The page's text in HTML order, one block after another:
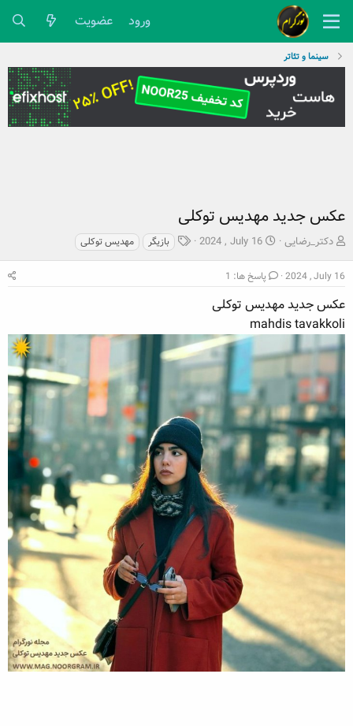
ورود عضویت
سینما و تئاتر
عکس جدید مهدیس توکلی
ش
و
ک
ن
ن
د
م
ض
و
ع
دکتر_رضایی
ت
ر
خ
ش
ر
و
ع
2024 , July 16
ب
ا
بازیگر مهدیس توکلی
2024 , July 16 پاسخ ها: 1
عکس جدید مهدیس توکلی
mahdis tavakkoli